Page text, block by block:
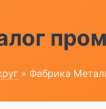
» Фабрика